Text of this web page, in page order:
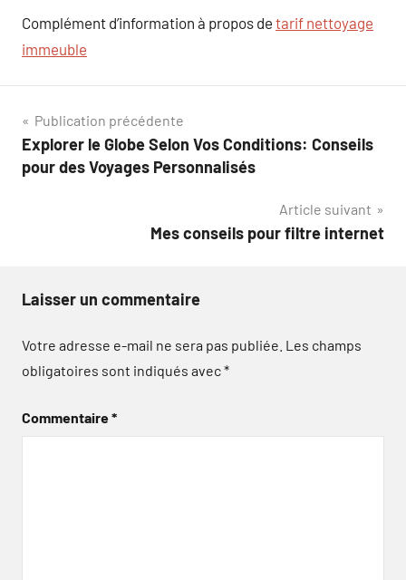
Complément d’information à propos de tarif nettoyage
immeuble
Navigation
de
Publication précédente
Explorer le Globe Selon Vos Conditions: Conseils
pour des Voyages Personnalisés
Article suivant
Mes conseils pour filtre internet
Laisser un commentaire
Votre adresse e-mail ne sera pas publiée. Les champs
obligatoires sont indiqués avec*
Commentaire*